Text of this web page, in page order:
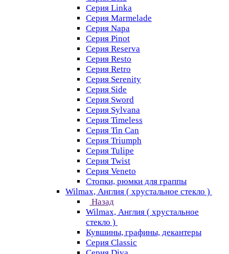
Серия Linka
Серия Marmelade
Серия Napa
Серия Pinot
Серия Reserva
Серия Resto
Серия Retro
Серия Serenity
Серия Side
Серия Sword
Серия Sуlvana
Серия Timeless
Серия Tin Can
Серия Triumph
Серия Tulipe
Серия Twist
Серия Veneto
Стопки, рюмки для граппы
Wilmax, Англия ( хрустальное стекло )
Назад
Wilmax, Англия ( хрустальное
стекло )
Кувшины, графины, декантеры
Серия Classic